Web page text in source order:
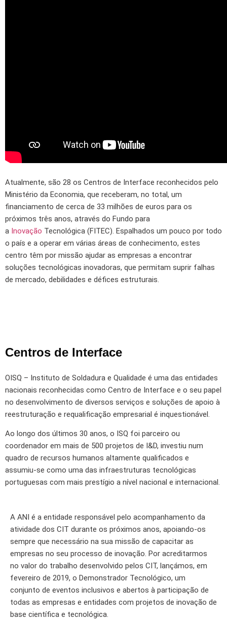
Atualmente, são 28 os Centros de Interface reconhecidos pelo
Ministério da Economia, que receberam, no total, um
financiamento de cerca de 33 milhões de euros para os
próximos três anos, através do Fundo para
a Inovação Tecnológica (FITEC). Espalhados um pouco por todo
o país e a operar em várias áreas de conhecimento, estes
centro têm por missão ajudar as empresas a encontrar
soluções tecnológicas inovadoras, que permitam suprir falhas
de mercado, debilidades e défices estruturais.
Centros de Interface
OISQ – Instituto de Soldadura e Qualidade é uma das entidades
nacionais reconhecidas como Centro de Interface e o seu papel
no desenvolvimento de diversos serviços e soluções de apoio à
reestruturação e requalificação empresarial é inquestionável.
Ao longo dos últimos 30 anos, o ISQ foi parceiro ou
coordenador em mais de 500 projetos de I&D, investiu num
quadro de recursos humanos altamente qualificados e
assumiu-se como uma das infraestruturas tecnológicas
portuguesas com mais prestígio a nível nacional e internacional.
A ANI é a entidade responsável pelo acompanhamento da
atividade dos CIT durante os próximos anos, apoiando-os
sempre que necessário na sua missão de capacitar as
empresas no seu processo de inovação. Por acreditarmos
no valor do trabalho desenvolvido pelos CIT, lançámos, em
fevereiro de 2019, o Demonstrador Tecnológico, um
conjunto de eventos inclusivos e abertos à participação de
todas as empresas e entidades com projetos de inovação de
base científica e tecnológica.